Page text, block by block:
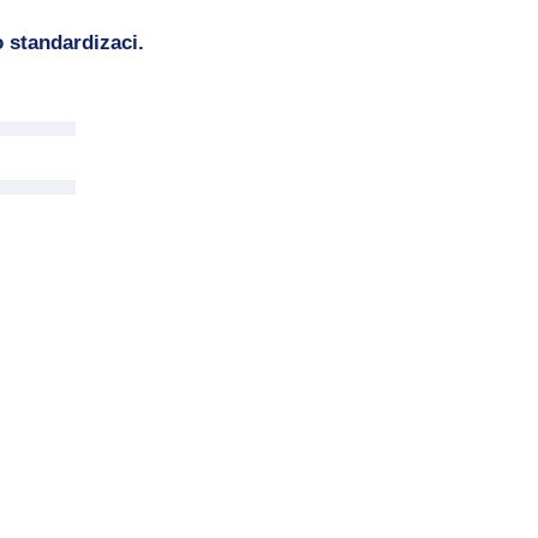
standardizaci.